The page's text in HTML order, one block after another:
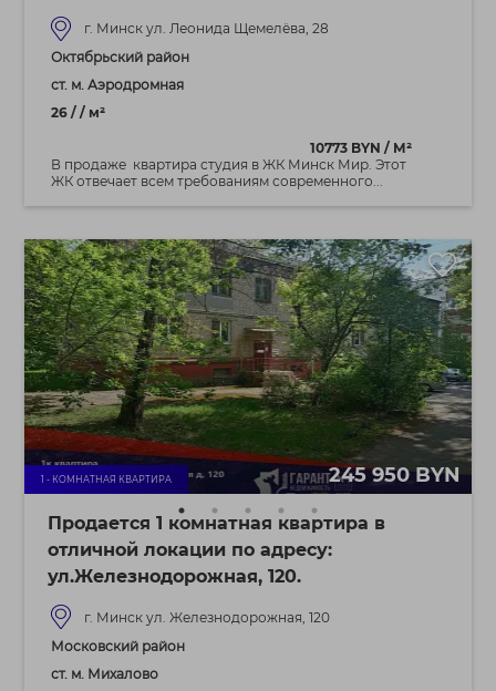
г. Минск ул. Леонида Щемелёва, 28
Октябрьский район
ст. м. Аэродромная
26 / / м²
10773 BYN / М²
В продаже квартира студия в ЖК Минск Мир. Этот
ЖК отвечает всем требованиям современного...
1 - КОМНАТНАЯ КВАРТИРА 245 950 BYN
Продается 1 комнатная квартира в
отличной локации по адресу:
ул.Железнодорожная, 120.
г. Минск ул. Железнодорожная, 120
Московский район
ст. м. Михалово